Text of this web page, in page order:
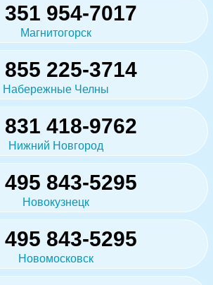
351 954-7017
Магнитогорск
855 225-3714
Набережные Челны
831 418-9762
Нижний Новгород
495 843-5295
Новокузнецк
495 843-5295
Новомосковск